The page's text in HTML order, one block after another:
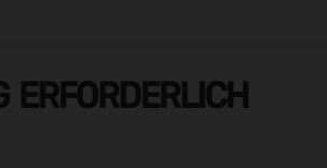
ERFORDERLICH